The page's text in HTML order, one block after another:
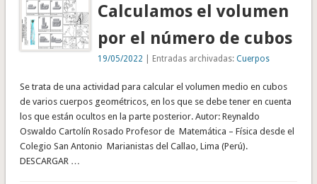
Calculamos el volumen
por el número de cubos
19/05/2022 | Entradas archivadas:Cuerpos
Se trata de una actividad para calcular el volumen medio en cubos
de varios cuerpos geométricos, en los que se debe tener en cuenta
los que están ocultos en la parte posterior. Autor: Reynaldo
Oswaldo Cartolín Rosado Profesor de Matemática – Física desde el
Colegio San Antonio Marianistas del Callao, Lima (Perú).
DESCARGAR …